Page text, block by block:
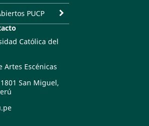
PUCP
Católica del
Artes Escénicas
San Miguel,